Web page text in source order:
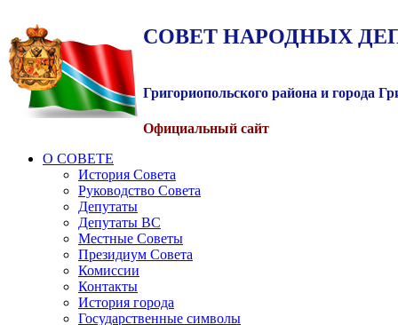
СОВЕТ НАРОДНЫХ
Григориопольского района и города
Официальный сайт
О СОВЕТЕ
История Совета
Руководство Совета
Депутаты
Депутаты ВС
Местные Советы
Президиум Совета
Комиссии
Контакты
История города
Государственные символы